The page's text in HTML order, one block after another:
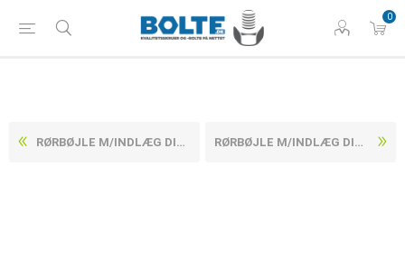
0
RØRBØJLE M/INDLÆG DIN 4109 ELFORZINKET STÅL SKRUE MED INDLÆG 20-23 M8/M10 (100 STK) RØRBØJLE M/INDLÆG DIN 4109 ELFORZINKET STÅL SKRUE MED INDLÆG 32-35 M8/M10 (100 STK)